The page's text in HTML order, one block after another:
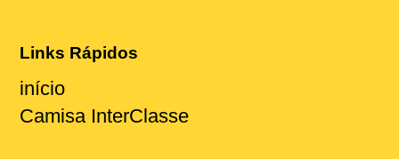
Links Rápidos
início
Camisa InterClasse